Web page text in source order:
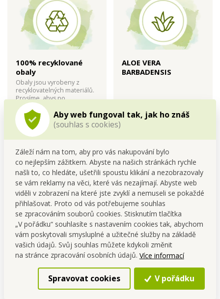
Aby web fungoval tak, jak ho znáš
(souhlas s cookies)
Záleží nám na tom, aby pro vás nakupování bylo
co nejlepším zážitkem. Abyste na našich stránkách rychle
našli to, co hledáte, ušetřili spoustu klikání a nezobrazovaly
se vám reklamy na věci, které vás nezajímají. Abyste web
viděli v zobrazení na které jste zvyklí a nemuseli se pokaždé
přihlašovat. Proto od vás potřebujeme souhlas
se zpracováním souborů cookies. Stisknutím tlačítka
„V pořádku“ souhlasíte s nastavením cookies tak, abychom
vám poskytovali smysluplné a užitečné služby na základě
vašich údajů. Svůj souhlas můžete kdykoli změnit
na stránce zpracování osobních údajů. Více informací
Spravovat cookies V pořádku
100% recyklované
obaly
Obaly jsou vyrobeny z
recyklovatelných materiálů.
Prosíme, abys po
spotřebování každého
prostředku obal opět
odevzdal(
ALOE VERA
BARBADENSIS